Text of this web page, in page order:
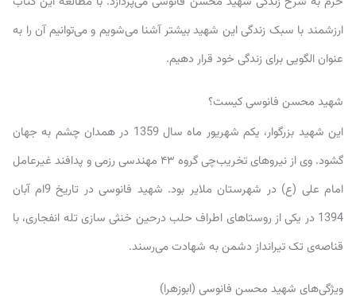
ارزشمند با سبک زندگی این شهید بیشتر آشنا می‌شویم و می‌توانیم آن را به
عنوان الگویی برای زندگی خود قرار دهیم.
شهید محسن فانوسی کیست؟
این شهید بزرگوار، یکم شهریور ماه سال 1359 در همدان چشم به جهان
گشود. وی از نیروهای تخریب‌چی گروه ۴۳ مهندسی رزمی و پدافند غیرعامل
امام علی (ع) در شهرستان ملایر بود. شهید فانوسی در تاریخ 9ام آبان
1394 در یکی از روستاهای اطراف حلب درحین خنثی سازی تله انفجاری، با
قناصه‌ی تک تیرانداز دشمن به شهادت می‌رسند.
ویژگی‌های شهید محسن فانوسی (ابوزهرا)